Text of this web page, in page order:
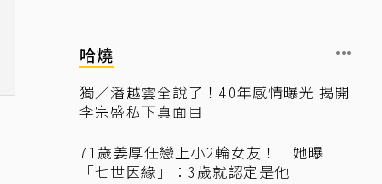
哈燒
獨／潘越雲全說了！40年感情曝光 揭開
李宗盛私下真面目
71歲姜厚任戀上小2輪女友！ 她曝
「七世因緣」：3歲就認定是他